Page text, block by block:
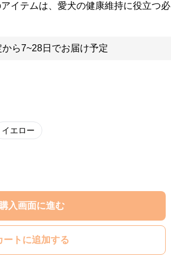
イテムは、愛犬の健康維持に役立つ必
から7~28日でお届け予定
イエロー
購入画面に進む
ートに追加する